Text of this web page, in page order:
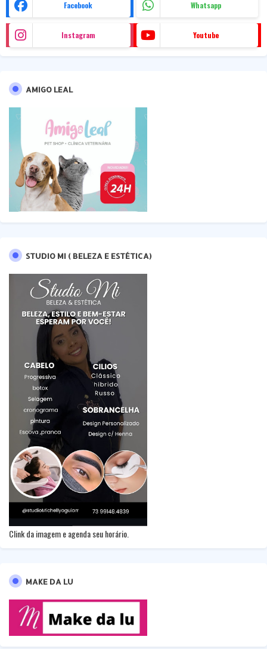
Facebook Whatsapp
Instagram Youtube
AMIGO LEAL
STUDIO MI ( BELEZA E ESTÉTICA)
Clink da imagem e agenda seu horário.
MAKE DA LU